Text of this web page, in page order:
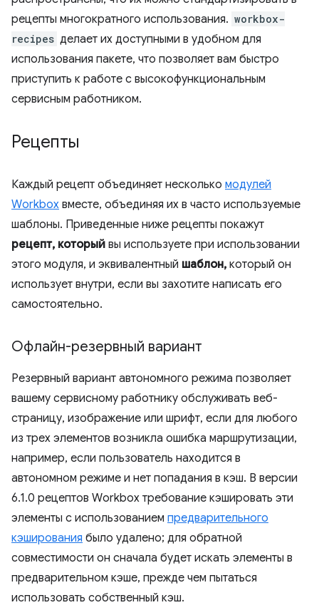
рецепты многократного использования. workbox-
recipes делает их доступными в удобном для
использования пакете, что позволяет вам быстро
приступить к работе с высокофункциональным
сервисным работником.
Рецепты
Каждый рецепт объединяет несколько модулей
Workbox вместе, объединяя их в часто используемые
шаблоны. Приведенные ниже рецепты покажут
рецепт, который вы используете при использовании
этого модуля, и эквивалентный шаблон, который он
использует внутри, если вы захотите написать его
самостоятельно.
Офлайн-резервный вариант
Резервный вариант автономного режима позволяет
вашему сервисному работнику обслуживать веб-
страницу, изображение или шрифт, если для любого
из трех элементов возникла ошибка маршрутизации,
например, если пользователь находится в
автономном режиме и нет попадания в кэш. В версии
6.1.0 рецептов Workbox требование кэшировать эти
элементы с использованием предварительного
кэширования было удалено; для обратной
совместимости он сначала будет искать элементы в
предварительном кэше, прежде чем пытаться
использовать собственный кэш.